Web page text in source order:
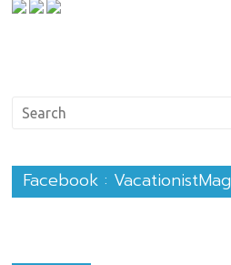
Facebook : VacationistMag